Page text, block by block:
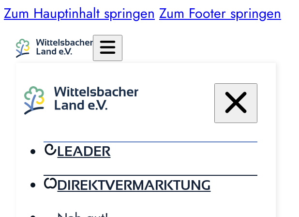
Zum Hauptinhalt springen Zum Footer springen
LEADER
DIREKTVERMARKTUNG